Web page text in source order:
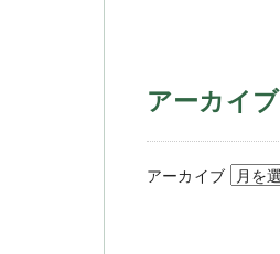
アーカイブ
アーカイブ